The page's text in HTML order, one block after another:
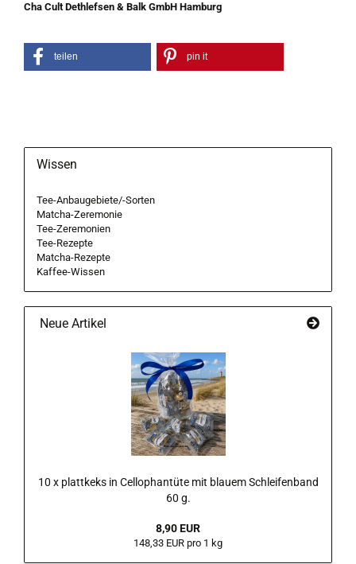
Cha Cult Dethlefsen & Balk GmbH Hamburg
teilen pin it
Wissen
Tee-Anbaugebiete/-Sorten
Matcha-Zeremonie
Tee-Zeremonien
Tee-Rezepte
Matcha-Rezepte
Kaffee-Wissen
Neue Artikel
10 x plattkeks in Cellophantüte mit blauem Schleifenband
60 g.
8,90 EUR
148,33 EUR pro 1 kg